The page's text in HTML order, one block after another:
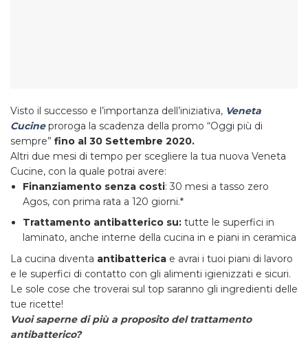
Visto il successo e l’importanza dell’iniziativa, Veneta
Cucine proroga la scadenza della promo “Oggi più di
sempre” fino al 30 Settembre 2020.
Altri due mesi di tempo per scegliere la tua nuova Veneta
Cucine, con la quale potrai avere:
Finanziamento senza costi: 30 mesi a tasso zero
Agos, con prima rata a 120 giorni.*
Trattamento antibatterico su: tutte le superfici in
laminato, anche interne della cucina in e piani in ceramica
La cucina diventa antibatterica e avrai i tuoi piani di lavoro
e le superfici di contatto con gli alimenti igienizzati e sicuri.
Le sole cose che troverai sul top saranno gli ingredienti delle
tue ricette!
Vuoi saperne di più a proposito del trattamento
antibatterico?